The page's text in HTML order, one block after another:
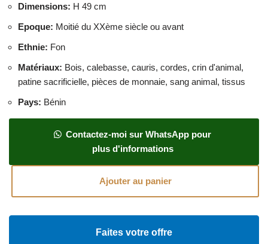
Dimensions: H 49 cm
Epoque: Moitié du XXème siècle ou avant
Ethnie: Fon
Matériaux: Bois, calebasse, cauris, cordes, crin d'animal,
patine sacrificielle, pièces de monnaie, sang animal, tissus
Pays: Bénin
Contactez-moi sur WhatsApp pour
plus d'informations
Ajouter au panier
Faites votre offre